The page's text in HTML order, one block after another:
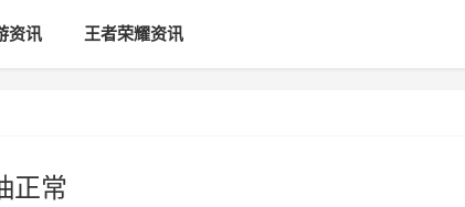
资讯 王者荣耀资讯
正常